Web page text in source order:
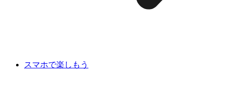
スマホで楽しもう